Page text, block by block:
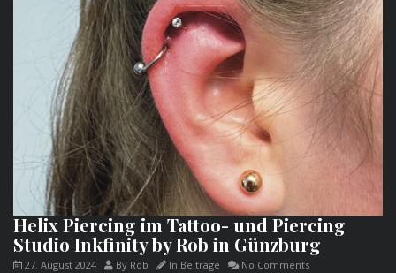
Helix Piercing im Tattoo- und Piercing
Studio Inkfinity by Rob in Günzburg
27. August 2024 By Rob In Beiträge No Comments